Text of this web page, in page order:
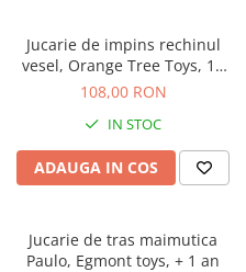
Jucarie de impins rechinul
vesel, Orange Tree Toys, 12
luni+
108,00 RON
IN STOC
ADAUGA IN COS
Jucarie de tras maimutica
Paulo, Egmont toys, + 1 an